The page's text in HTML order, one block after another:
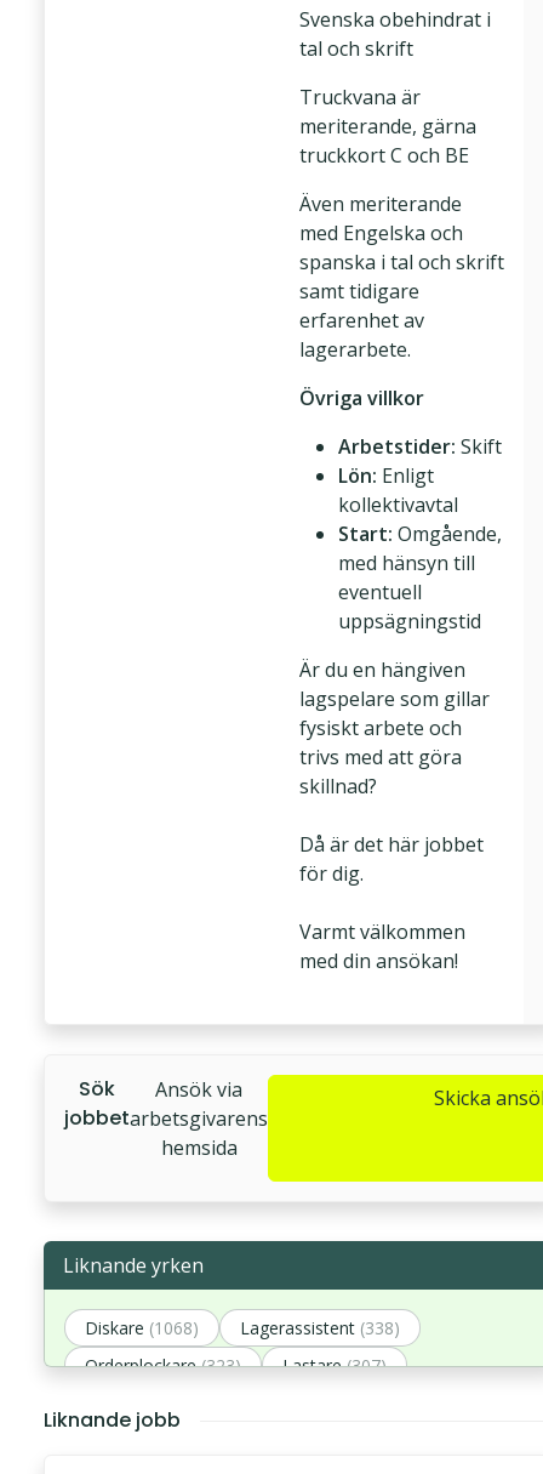
Svenska obehindrat i
tal och skrift
Truckvana är
meriterande, gärna
truckkort C och BE
Även meriterande
med Engelska och
spanska i tal och skrift
samt tidigare
erfarenhet av
lagerarbete.
Övriga villkor
Arbetstider: Skift
Lön: Enligt
kollektivavtal
Start: Omgående,
med hänsyn till
eventuell
uppsägningstid
Är du en hängiven
lagspelare som gillar
fysiskt arbete och
trivs med att göra
skillnad?
Då är det här jobbet
för dig.
Varmt välkommen
med din ansökan!
Sök
jobbet
Ansök via
arbetsgivarens
hemsida
Skicka
Liknande yrken
Diskare (1068) Lagerassistent (338)
Orderplockare (323) Lastare (307)
Liknande jobb